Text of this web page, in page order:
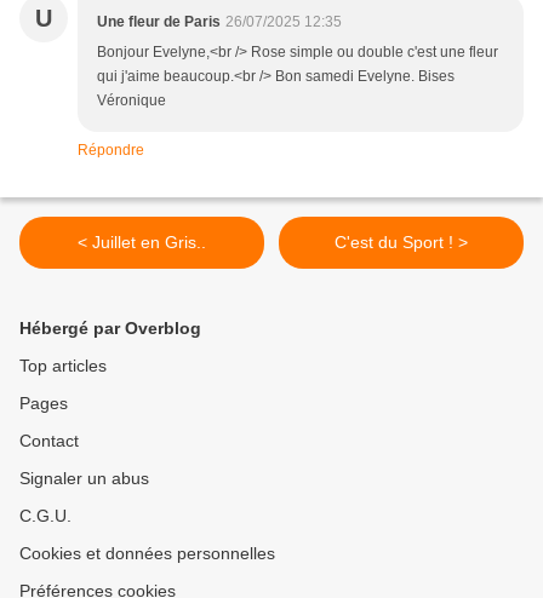
U Une fleur de Paris 26/07/2025 12:35
Bonjour Evelyne,<br /> Rose simple ou double c'est une fleur
qui j'aime beaucoup.<br /> Bon samedi Evelyne. Bises
Véronique
Répondre
< Juillet en Gris.. C'est du Sport ! >
Hébergé par Overblog
Top articles
Pages
Contact
Signaler un abus
C.G.U.
Cookies et données personnelles
Préférences cookies